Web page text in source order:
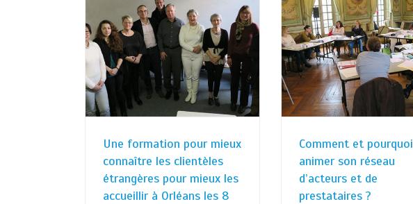
Une formation pour mieux
connaître les clientèles
étrangères pour mieux les
accueillir à Orléans les 8
Comment et pourquoi
animer son réseau
d’acteurs et de
prestataires ?